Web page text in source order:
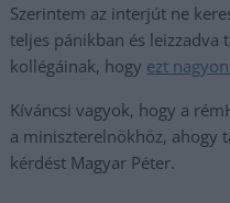
Szerintem az interjút ne
teljes pánikban és leizzadva
kollégáinak, hogy ezt
Kíváncsi vagyok, hogy a
a miniszterelnökhöz, ahogy
kérdést Magyar Péter.